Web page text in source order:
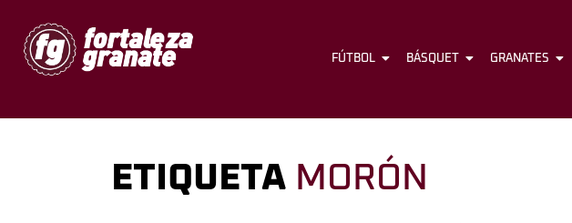
FÚTBOL BÁSQUET
FÚTBOL BÁSQUET GRANATES
ETIQUETA MORÓN